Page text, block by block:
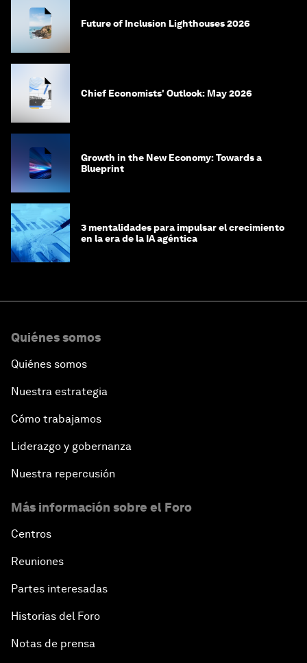
Future of Inclusion Lighthouses 2026
Chief Economists' Outlook: May 2026
Growth in the New Economy: Towards a
Blueprint
3 mentalidades para impulsar el crecimiento
en la era de la IA agéntica
Quiénes somos
Quiénes somos
Nuestra estrategia
Cómo trabajamos
Liderazgo y gobernanza
Nuestra repercusión
Más información sobre el Foro
Centros
Reuniones
Partes interesadas
Historias del Foro
Notas de prensa